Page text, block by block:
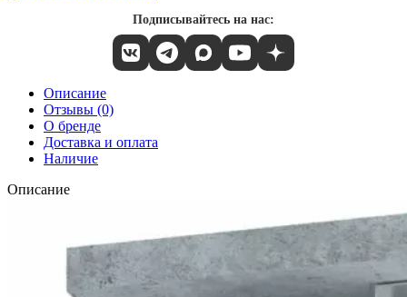
Подписывайтесь на нас:
Описание
Отзывы (0)
О бренде
Доставка и оплата
Наличие
Описание